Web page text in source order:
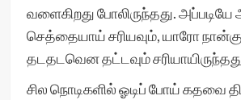
வளைகிறது போலிருந்தது.
செத்தையாய் சரியவும், யாரோ
தடதடவென தட்டவும்
சில நொடிகளில் ஓடிப் போய் கதவை